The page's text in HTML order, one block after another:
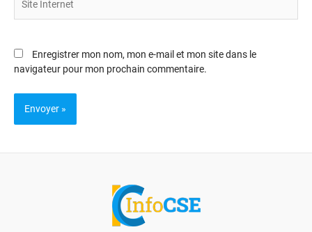
Internet
Enregistrer mon nom, mon e-mail et mon site dans le
navigateur pour mon prochain commentaire.